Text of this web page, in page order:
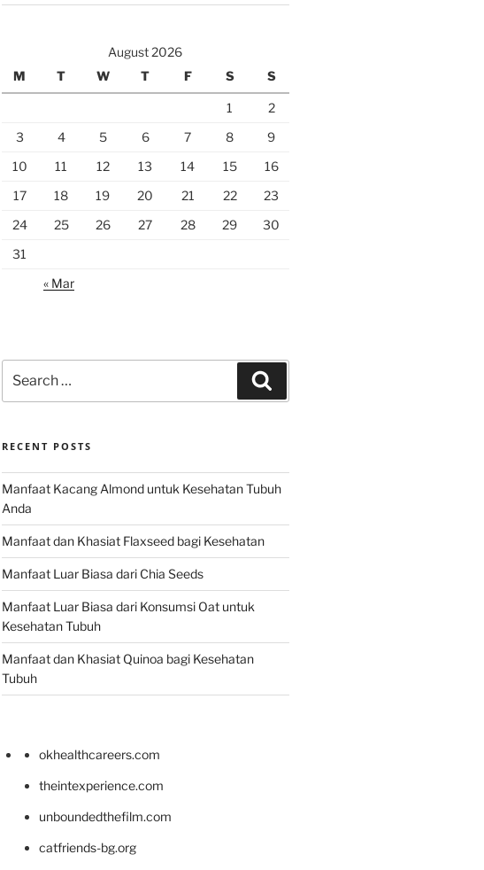
August 2026
M
T W T F S S
1
2
3
4 5 6 7 8
9
10
11 12 13 14 15
16
17
18 19 20 21 22
23
24
25 26 27 28 29
30
31
« Mar
for:
RECENT POSTS
Manfaat Kacang Almond untuk Kesehatan Tubuh
Anda
Manfaat dan Khasiat Flaxseed bagi Kesehatan
Manfaat Luar Biasa dari Chia Seeds
Manfaat Luar Biasa dari Konsumsi Oat untuk
Kesehatan Tubuh
Manfaat dan Khasiat Quinoa bagi Kesehatan
Tubuh
okhealthcareers.com
theintexperience.com
unboundedthefilm.com
catfriends-bg.org